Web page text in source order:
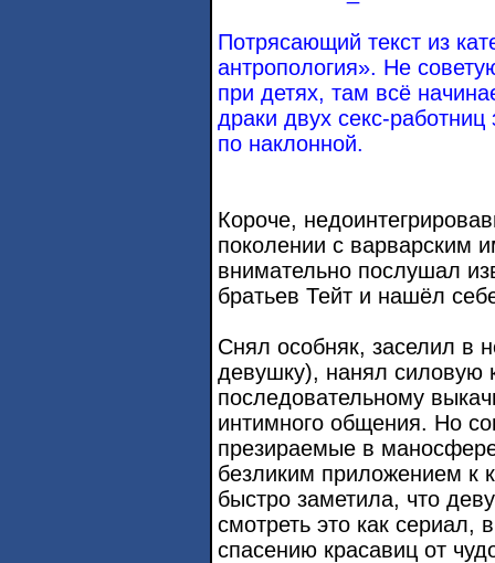
Потрясающий текст из
антропология». Не
при детях, там всё
драки двух секс-
по наклонной.
Короче,
поколении с варварским
внимательно послушал
братьев Тейт и нашёл
Снял особняк, заселил в
девушку), нанял силовую
последовательному
интимного общения. Но
презираемые в
безликим приложением к
быстро заметила, что
смотреть это как сериал,
спасению красавиц от